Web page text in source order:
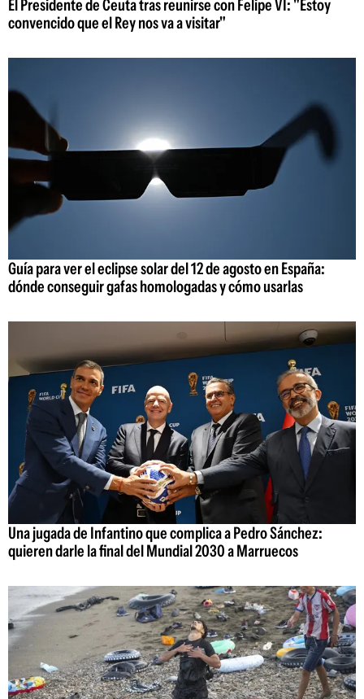
El Presidente de Ceuta tras reunirse con Felipe VI: "Estoy
convencido que el Rey nos va a visitar"
Guía para ver el eclipse solar del 12 de agosto en España:
dónde conseguir gafas homologadas y cómo usarlas
Una jugada de Infantino que complica a Pedro Sánchez:
quieren darle la final del Mundial 2030 a Marruecos